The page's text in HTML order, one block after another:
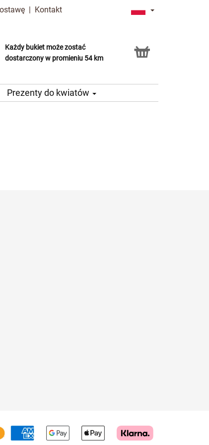
| Kontakt
Każdy bukiet może zostać
dostarczony w promieniu 54 km
Usługa Click & Collect
Prezenty do kwiatów